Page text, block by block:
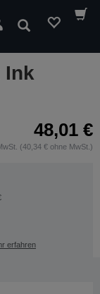
Suchen
Ink
48,01 €
(40,34 € ohne MwSt.)
erfahren